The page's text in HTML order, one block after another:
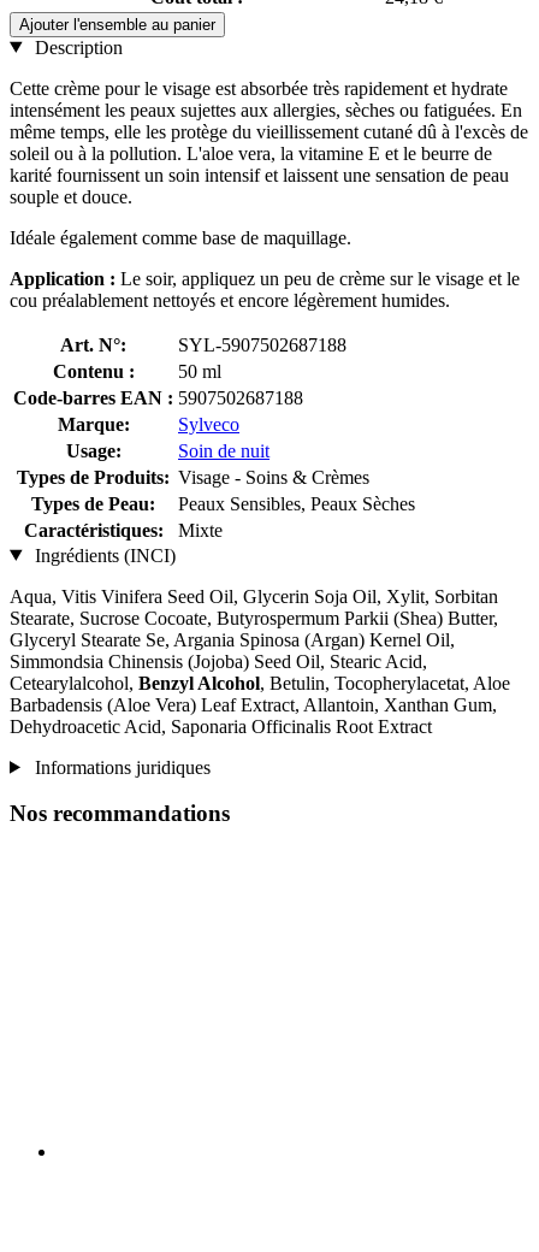
Ajouter l'ensemble au panier
Description
Cette crème pour le visage est absorbée très rapidement et hydrate
intensément les peaux sujettes aux allergies, sèches ou fatiguées. En
même temps, elle les protège du vieillissement cutané dû à l'excès de
soleil ou à la pollution. L'aloe vera, la vitamine E et le beurre de
karité fournissent un soin intensif et laissent une sensation de peau
souple et douce.
Idéale également comme base de maquillage.
Application : Le soir, appliquez un peu de crème sur le visage et le
cou préalablement nettoyés et encore légèrement humides.
Art. N°:
SYL-5907502687188
Contenu :
50 ml
Code-barres EAN : 5907502687188
Marque:
Sylveco
Usage:
Soin de nuit
Types de Produits: Visage - Soins & Crèmes
Types de Peau:
Peaux Sensibles, Peaux Sèches
Caractéristiques:
Mixte
Ingrédients (INCI)
Aqua, Vitis Vinifera Seed Oil, Glycerin Soja Oil, Xylit, Sorbitan
Stearate, Sucrose Cocoate, Butyrospermum Parkii (Shea) Butter,
Glyceryl Stearate Se, Argania Spinosa (Argan) Kernel Oil,
Simmondsia Chinensis (Jojoba) Seed Oil, Stearic Acid,
Cetearylalcohol, Benzyl Alcohol, Betulin, Tocopherylacetat, Aloe
Barbadensis (Aloe Vera) Leaf Extract, Allantoin, Xanthan Gum,
Dehydroacetic Acid, Saponaria Officinalis Root Extract
Informations juridiques
Nos recommandations